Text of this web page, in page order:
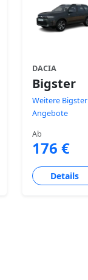
DACIA
Bigster
Weitere Bigster
Angebote
Ab
176 €
Details